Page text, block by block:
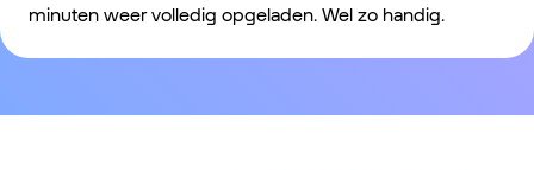
minuten weer volledig opgeladen. Wel zo handig.